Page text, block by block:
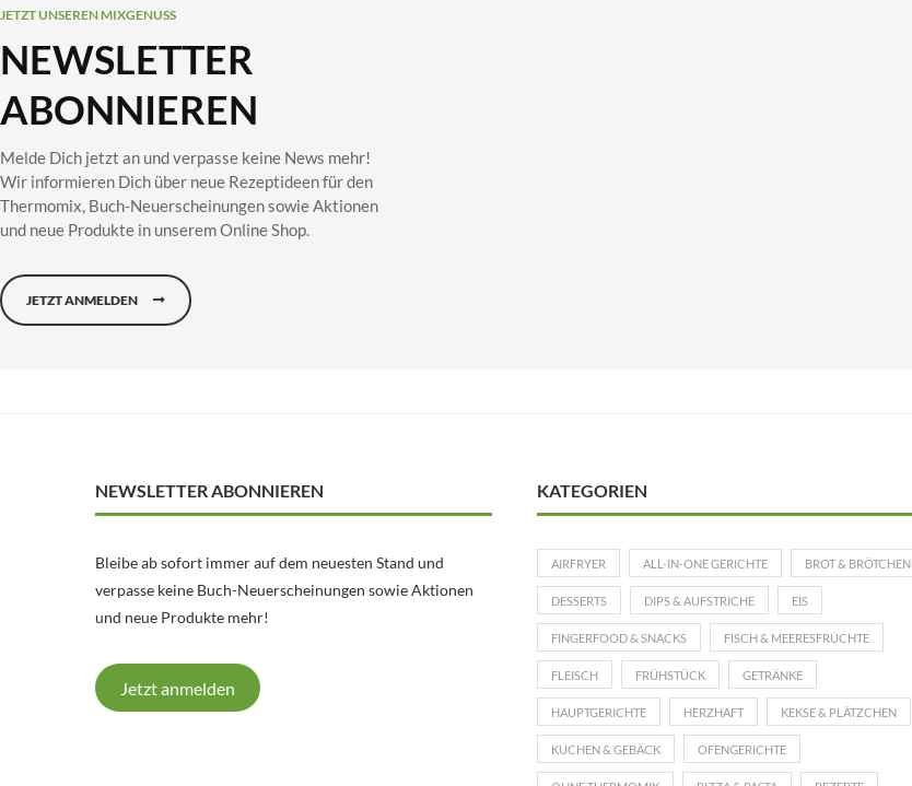
JETZT UNSEREN MIXGENUSS
NEWSLETTER
ABONNIEREN
Melde Dich jetzt an und verpasse keine News mehr!
Wir informieren Dich über neue Rezeptideen für den
Thermomix, Buch-Neuerscheinungen sowie Aktionen
und neue Produkte in unserem Online Shop.
JETZT ANMELDEN
NEWSLETTER ABONNIEREN
Bleibe ab sofort immer auf dem neuesten Stand und
verpasse keine Buch-Neuerscheinungen sowie Aktionen
und neue Produkte mehr!
Jetzt anmelden
KATEGORIEN
AIRFRYER ALL-IN-ONE GERICHTE BROT & BRÖTCHEN
DESSERTS DIPS & AUFSTRICHE EIS
FINGERFOOD & SNACKS FISCH & MEERESFRÜCHTE
FLEISCH FRÜHSTÜCK GETRÄNKE
HAUPTGERICHTE HERZHAFT KEKSE & PLÄTZCHEN
KUCHEN & GEBÄCK OFENGERICHTE